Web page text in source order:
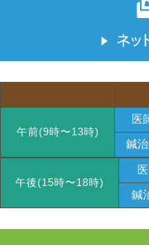
午前(9時〜13時)
医
鍼
午後(15時〜18時)
鍼